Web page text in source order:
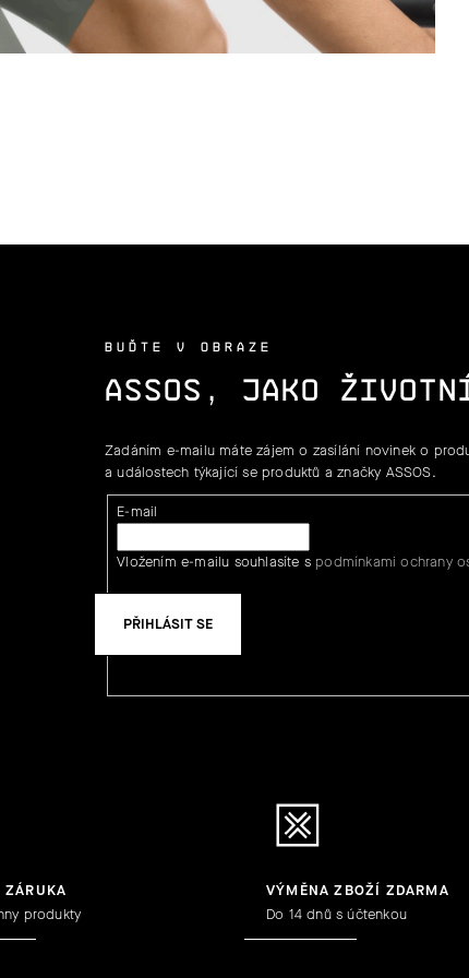
BUĎTE V OBRAZE
ASSOS, JAKO
Zadáním e-mailu máte zájem o zasílání novinek o
a událostech týkající se produktů a značky ASSOS.
E-mail
Vložením e-mailu souhlasíte s podmínkami ochrany
PŘIHLÁSIT SE
ZÁRUKA
produkty
VÝMĚNA ZBOŽÍ ZDARMA
Do 14 dnů s účtenkou